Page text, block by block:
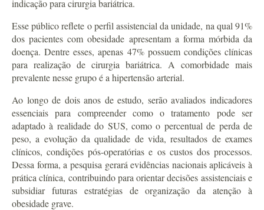
indicação para cirurgia bariátrica.
Esse público reflete o perfil assistencial da unidade, na qual 91%
dos pacientes com obesidade apresentam a forma mórbida da
doença. Dentre esses, apenas 47% possuem condições clínicas
para realização de cirurgia bariátrica. A comorbidade mais
prevalente nesse grupo é a hipertensão arterial.
Ao longo de dois anos de estudo, serão avaliados indicadores
essenciais para compreender como o tratamento pode ser
adaptado à realidade do SUS, como o percentual de perda de
peso, a evolução da qualidade de vida, resultados de exames
clínicos, condições pós-operatórias e os custos dos processos.
Dessa forma, a pesquisa gerará evidências nacionais aplicáveis à
prática clínica, contribuindo para orientar decisões assistenciais e
subsidiar futuras estratégias de organização da atenção à
obesidade grave.